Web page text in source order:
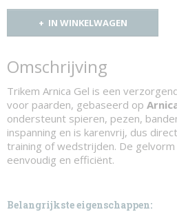
IN WINKELWAGEN
Omschrijving
Trikem Arnica Gel is een
voor paarden, gebaseerd op
ondersteunt spieren, pezen,
inspanning en is karenvrij, dus
training of wedstrijden. De
eenvoudig en efficiënt.
Belangrijkste eigenschappen: